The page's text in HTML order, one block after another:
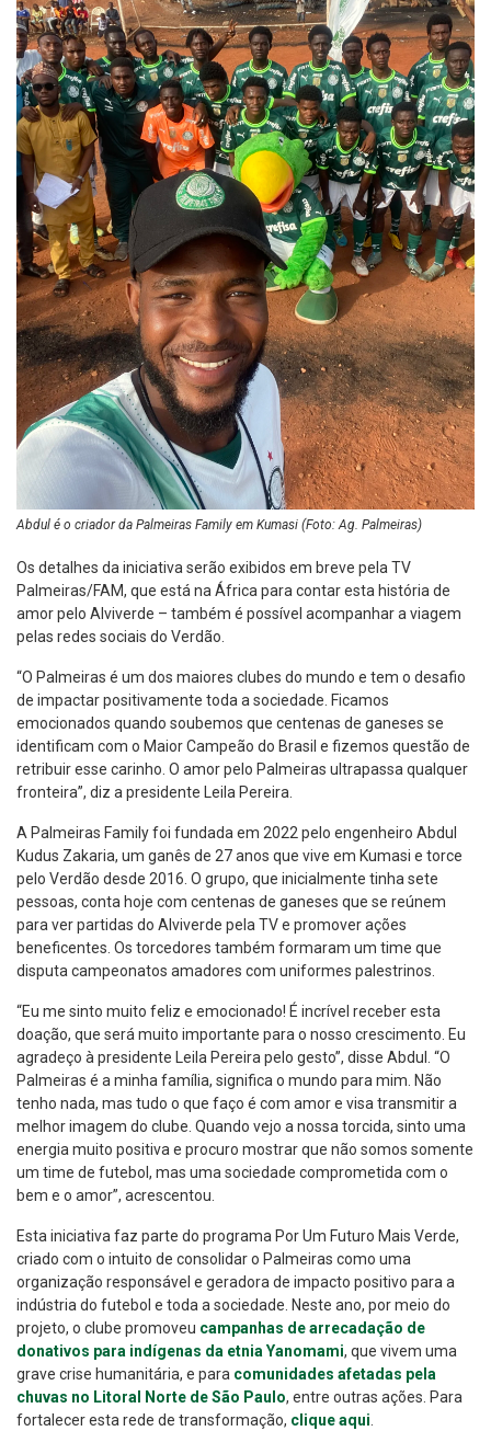
Abdul é o criador da Palmeiras Family em Kumasi (Foto: Ag. Palmeiras)
Os detalhes da iniciativa serão exibidos em breve pela TV
Palmeiras/FAM, que está na África para contar esta história de
amor pelo Alviverde – também é possível acompanhar a viagem
pelas redes sociais do Verdão.
“O Palmeiras é um dos maiores clubes do mundo e tem o desafio
de impactar positivamente toda a sociedade. Ficamos
emocionados quando soubemos que centenas de ganeses se
identificam com o Maior Campeão do Brasil e fizemos questão de
retribuir esse carinho. O amor pelo Palmeiras ultrapassa qualquer
fronteira”, diz a presidente Leila Pereira.
A Palmeiras Family foi fundada em 2022 pelo engenheiro Abdul
Kudus Zakaria, um ganês de 27 anos que vive em Kumasi e torce
pelo Verdão desde 2016. O grupo, que inicialmente tinha sete
pessoas, conta hoje com centenas de ganeses que se reúnem
para ver partidas do Alviverde pela TV e promover ações
beneficentes. Os torcedores também formaram um time que
disputa campeonatos amadores com uniformes palestrinos.
“Eu me sinto muito feliz e emocionado! É incrível receber esta
doação, que será muito importante para o nosso crescimento. Eu
agradeço à presidente Leila Pereira pelo gesto”, disse Abdul. “O
Palmeiras é a minha família, significa o mundo para mim. Não
tenho nada, mas tudo o que faço é com amor e visa transmitir a
melhor imagem do clube. Quando vejo a nossa torcida, sinto uma
energia muito positiva e procuro mostrar que não somos somente
um time de futebol, mas uma sociedade comprometida com o
bem e o amor”, acrescentou.
Esta iniciativa faz parte do programa Por Um Futuro Mais Verde,
criado com o intuito de consolidar o Palmeiras como uma
organização responsável e geradora de impacto positivo para a
indústria do futebol e toda a sociedade. Neste ano, por meio do
projeto, o clube promoveu campanhas de arrecadação de
donativos para indígenas da etnia Yanomami, que vivem uma
grave crise humanitária, e para comunidades afetadas pela
chuvas no Litoral Norte de São Paulo, entre outras ações. Para
fortalecer esta rede de transformação, clique aqui